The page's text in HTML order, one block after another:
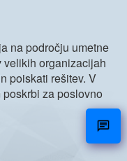
na področju umetne
velikih organizacijah
poiskati rešitev. V
za poslovno